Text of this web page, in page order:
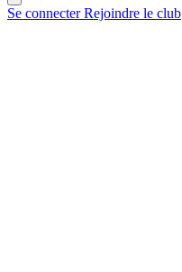
Se connecterRejoindre le club